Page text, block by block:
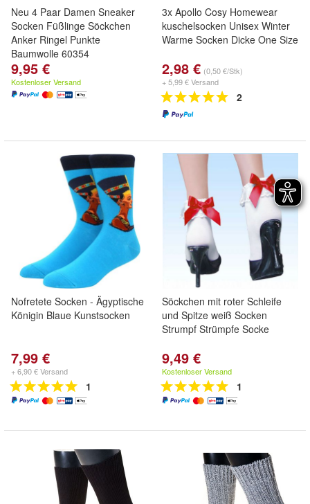
Neu 4 Paar Damen Sneaker
Socken Füßlinge Söckchen
Anker Ringel Punkte
Baumwolle 60354
9,95 €
Kostenloser Versand
3x Apollo Cosy Homewear
kuschelsocken Unisex Winter
Warme Socken Dicke One Size
2,98 € (0,50 €/Stk)
+ 5,99 € Versand
2
Nofretete Socken - Ägyptische
Königin Blaue Kunstsocken
7,99 €
+ 6,90 € Versand
1
Söckchen mit roter Schleife
und Spitze weiß Socken
Strumpf Strümpfe Socke
9,49 €
Kostenloser Versand
1